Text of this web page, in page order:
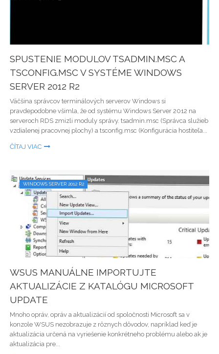
SPUSTENIE MODULOV TSADMIN.MSC A
TSCONFIG.MSC V SYSTÉME WINDOWS
SERVER 2012 R2
Väčšina správcov terminálových serverov Windows si
pravdepodobne všimla, že od systému Windows Server 2012 na
serveroch RDS zmizli moduly správy. tsadmin.msc (Správca služieb
vzdialenej pracovnej plochy) a tsconfig.msc (Konfigurácia hostiteľa...
ČÍTAJ VIAC
WINDOWS SERVER 2012 R2
WSUS MANUÁLNE IMPORTUJTE
AKTUALIZÁCIE Z KATALÓGU MICROSOFT
UPDATE
Mnoho opráv, opráv a aktualizácií od spoločnosti Microsoft sa v
konzole WSUS nezobrazuje z rôznych dôvodov, napríklad keď je
aktualizácia určená na vyriešenie konkrétneho problému alebo ak je
aktualizácia pre...